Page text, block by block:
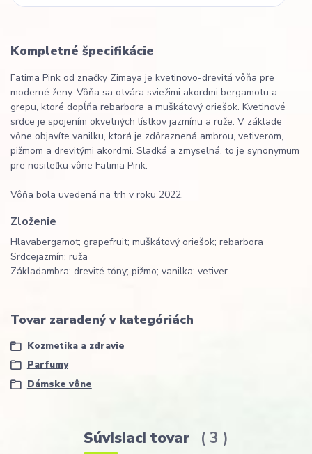
Kompletné špecifikácie
Fatima Pink od značky Zimaya je kvetinovo-drevitá vôňa pre
moderné ženy. Vôňa sa otvára sviežimi akordmi bergamotu a
grepu, ktoré dopĺňa rebarbora a muškátový oriešok. Kvetinové
srdce je spojením okvetných lístkov jazmínu a ruže. V základe
vône objavíte vanilku, ktorá je zdôraznená ambrou, vetiverom,
pižmom a drevitými akordmi. Sladká a zmyselná, to je synonymum
pre nositeľku vône Fatima Pink.
Vôňa bola uvedená na trh v roku 2022.
Zloženie
Hlavabergamot; grapefruit; muškátový oriešok; rebarbora
Srdcejazmín; ruža
Základambra; drevité tóny; pižmo; vanilka; vetiver
Tovar zaradený v kategóriách
Kozmetika a zdravie
Parfumy
Dámske vône
Súvisiaci tovar 3